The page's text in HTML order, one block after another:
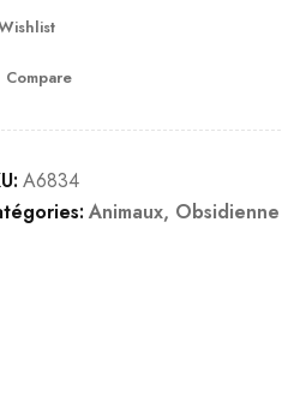
Compare
A6834
Animaux,